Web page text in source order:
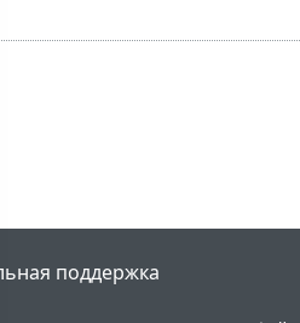
поддержка